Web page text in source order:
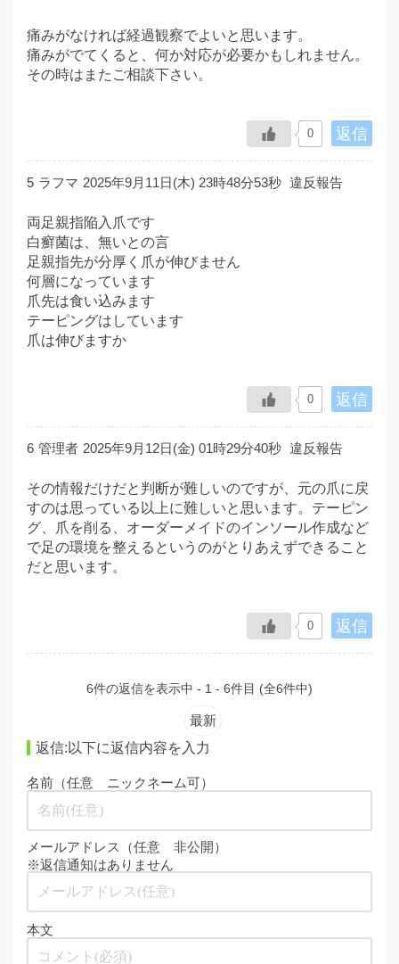
痛みがなければ経過観察でよいと思います。
痛みがでてくると、何か対応が必要かもしれません。
その時はまたご相談下さい。
返信
0
5 ラフマ 2025年9月11日(木) 23時48分53秒 違反報告
両足親指陥入爪です
白癬菌は、無いとの言
足親指先が分厚く爪が伸びません
何層になっています
爪先は食い込みます
テーピングはしています
爪は伸びますか
返信
0
6 管理者 2025年9月12日(金) 01時29分40秒 違反報告
その情報だけだと判断が難しいのですが、元の爪に戻
すのは思っている以上に難しいと思います。テーピン
グ、爪を削る、オーダーメイドのインソール作成など
で足の環境を整えるというのがとりあえずできること
だと思います。
返信
0
6件の返信を表示中 - 1 - 6件目 (全6件中)
最新
返信:以下に返信内容を入力
名前（任意 ニックネーム可）
メールアドレス（任意 非公開）
※返信通知はありません
本文